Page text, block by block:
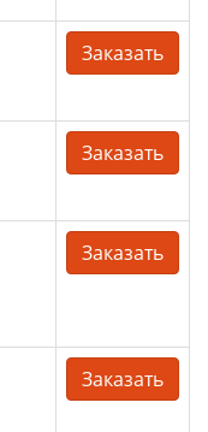
Заказать
Заказать
Заказать
Заказать